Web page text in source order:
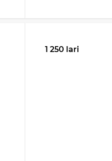
1 250 lari